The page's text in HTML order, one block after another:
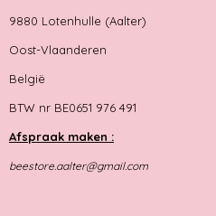
9880 Lotenhulle (Aalter)
Oost-Vlaanderen
België
BTW nr BE0651 976 491
Afspraak maken :
beestore.aalter@gmail.com